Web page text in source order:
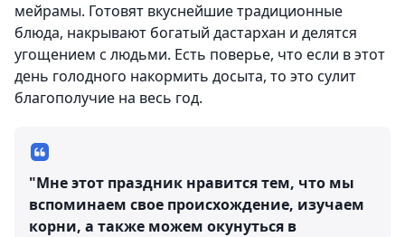
мейрамы. Готовят вкуснейшие традиционные
блюда, накрывают богатый дастархан и делятся
угощением с людьми. Есть поверье, что если в этот
день голодного накормить досыта, то это сулит
благополучие на весь год.
"Мне этот праздник нравится тем, что мы
вспоминаем свое происхождение, изучаем
корни, а также можем окунуться в